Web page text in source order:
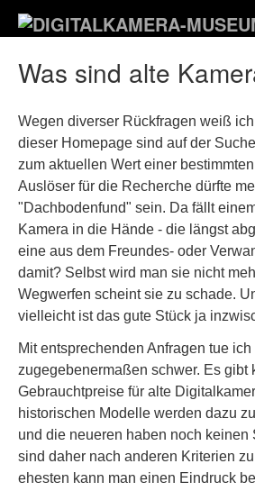
Hauptinhalt
Was sind alte
Wegen diverser Rückfragen weiß
dieser Homepage sind auf der
zum aktuellen Wert einer
Auslöser für die Recherche dürfte
"Dachbodenfund" sein. Da fällt
Kamera in die Hände - die längst
eine aus dem Freundes- oder
damit? Selbst wird man sie nicht
Wegwerfen scheint sie zu schade.
vielleicht ist das gute Stück ja
Mit entsprechenden Anfragen tue ich
zugegebenermaßen schwer. Es gibt
Gebrauchtpreise für alte
historischen Modelle werden dazu
und die neueren haben noch keinen
sind daher nach anderen Kriterien
ehesten kann man einen Eindruck